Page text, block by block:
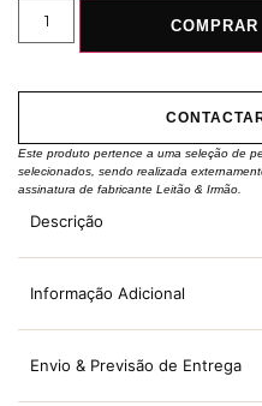
COMPRAR
Este produto pertence a uma seleção de
selecionados, sendo realizada
assinatura de fabricante Leitão & Irmão.
Descrição
Informação Adicional
Envio & Previsão de Entrega